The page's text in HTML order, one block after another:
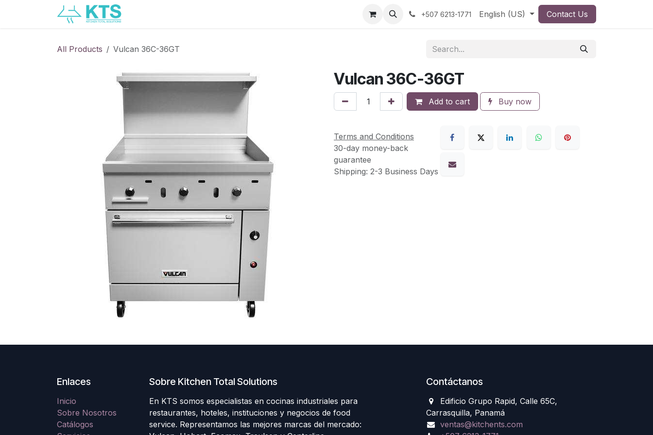
+507 6213-1771 English (US) Contact Us
All Products Vulcan 36C-36GT
Vulcan 36C-36GT
Add to cart Buy now
Terms and Conditions
30-day money-back
guarantee
Shipping: 2-3 Business Days
Enlaces
Inicio
Sobre Nosotros
Catálogos
Sobre Kitchen Total Solutions
En KTS somos especialistas en cocinas industriales para
restaurantes, hoteles, instituciones y negocios de food
service. Representamos las mejores marcas del mercado:
Contáctanos
Edificio Grupo Rapid, Calle 65C,
Carrasquilla, Panamá
ventas@kitchents.com